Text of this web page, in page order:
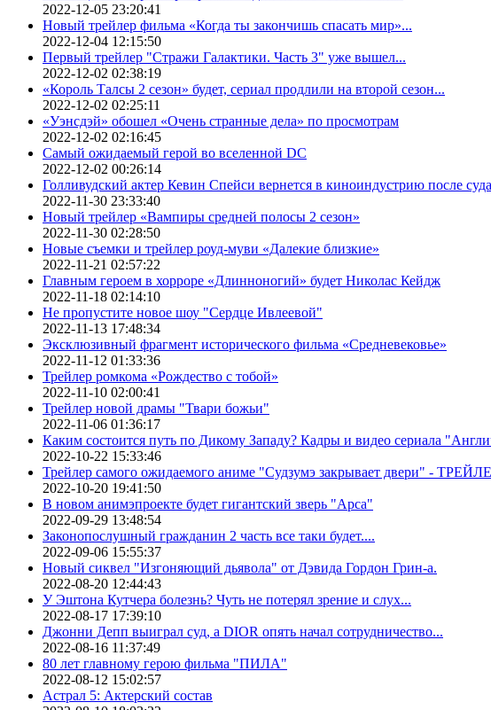
2022-12-05 23:20:41
Новый трейлер фильма «Когда ты закончишь спасать мир»...
2022-12-04 12:15:50
Первый трейлер "Стражи Галактики. Часть 3" уже вышел...
2022-12-02 02:38:19
«Король Талсы 2 сезон» будет, сериал продлили на второй сезон...
2022-12-02 02:25:11
«Уэнсдэй» обошел «Очень странные дела» по просмотрам
2022-12-02 02:16:45
Самый ожидаемый герой во вселенной DC
2022-12-02 00:26:14
Голливудский актер Кевин Спейси вернется в киноиндустрию после
2022-11-30 23:33:40
Новый трейлер «Вампиры средней полосы 2 сезон»
2022-11-30 02:28:50
Новые съемки и трейлер роуд-муви «Далекие близкие»
2022-11-21 02:57:22
Главным героем в хорроре «Длинноногий» будет Николас Кейдж
2022-11-18 02:14:10
Не пропустите новое шоу "Сердце Ивлеевой"
2022-11-13 17:48:34
Эксклюзивный фрагмент исторического фильма «Средневековье»
2022-11-12 01:33:36
Трейлер ромкома «Рождество с тобой»
2022-11-10 02:00:41
Трейлер новой драмы "Твари божьи"
2022-11-06 01:36:17
Каким состоится путь по Дикому Западу? Кадры и видео сериала
2022-10-22 15:33:46
Трейлер самого ожидаемого аниме "Судзумэ закрывает двери" -
2022-10-20 19:41:50
В новом анимэпроекте будет гигантский зверь "Арса"
2022-09-29 13:48:54
Законопослушный гражданин 2 часть все таки будет....
2022-09-06 15:55:37
Новый сиквел "Изгоняющий дьявола" от Дэвида Гордон Грин-а.
2022-08-20 12:44:43
У Эштона Кутчера болезнь? Чуть не потерял зрение и слух...
2022-08-17 17:39:10
Джонни Депп выиграл суд, а DIOR опять начал сотрудничество...
2022-08-16 11:37:49
80 лет главному герою фильма "ПИЛА"
2022-08-12 15:02:57
Астрал 5: Актерский состав